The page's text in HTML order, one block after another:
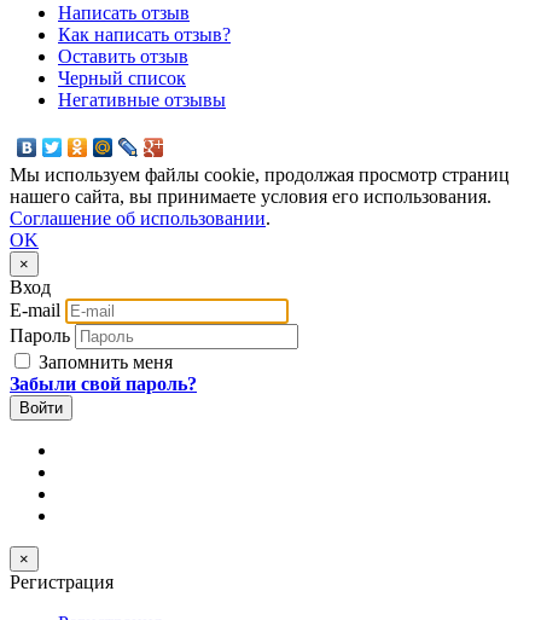
Написать отзыв
Как написать отзыв?
Оставить отзыв
Черный список
Негативные отзывы
Мы используем файлы cookie, продолжая просмотр страниц
нашего сайта, вы принимаете условия его использования.
Соглашение об использовании.
OK
×
Вход
E-mail
Пароль
Запомнить меня
Забыли свой пароль?
×
Регистрация